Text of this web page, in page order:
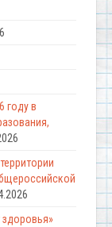
году в
здоровья»